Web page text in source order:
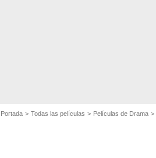
Portada Todas las películas Películas de Drama